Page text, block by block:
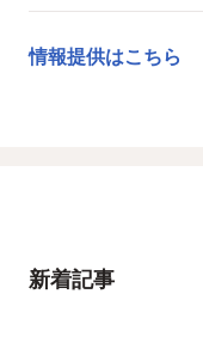
情報提供はこちら
新着記事